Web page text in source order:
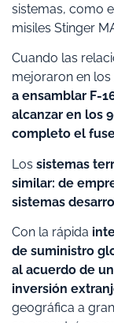
sistemas, como
misiles Stinger
Cuando las
mejoraron en los
a ensamblar F-
alcanzar en los
completo el
Los sistemas
similar: de
sistemas
Con la rápida
de suministro
al acuerdo de
inversión
geográfica a